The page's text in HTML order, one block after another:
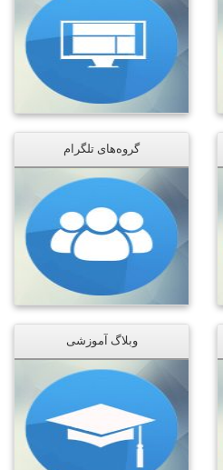
گروه‌های تلگرام
وبلاگ آموزشی